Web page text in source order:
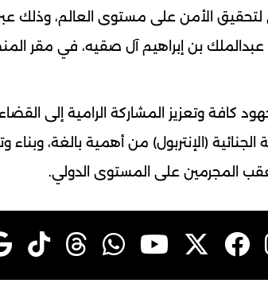
لتحقيق الأمن على مستوى العالم، وذلك
عبدالملك بن إبراهيم آل صقيه، في مقر
كافة وتعزيز المشاركة الرامية إلى
(الإنتربول) من أهمية بالغة، وبناء
المجرمين على المستوى الدولي.